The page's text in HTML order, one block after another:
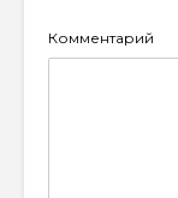
Комментарий